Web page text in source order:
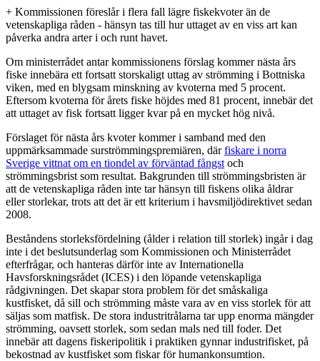
+ Kommissionen föreslår i flera fall lägre fiskekvoter än de
vetenskapliga råden - hänsyn tas till hur uttaget av en viss art kan
påverka andra arter i och runt havet.
Om ministerrådet antar kommissionens förslag kommer nästa års
fiske innebära ett fortsatt storskaligt uttag av strömming i Bottniska
viken, med en blygsam minskning av kvoterna med 5 procent.
Eftersom kvoterna för årets fiske höjdes med 81 procent, innebär det
att uttaget av fisk fortsatt ligger kvar på en mycket hög nivå.
Förslaget för nästa års kvoter kommer i samband med den
uppmärksammade surströmmingspremiären, därfiskare i norra
Sverige vittnat om en tiondel av förväntad fångst och
strömmingsbrist som resultat. Bakgrunden till strömmingsbristen är
att de vetenskapliga råden inte tar hänsyn till fiskens olika åldrar
eller storlekar, trots att det är ett kriterium i havsmiljödirektivet sedan
2008.
Beståndens storleksfördelning (ålder i relation till storlek) ingår i dag
inte i det beslutsunderlag som Kommissionen och Ministerrådet
efterfrågar, och hanteras därför inte av Internationella
Havsforskningsrådet (ICES) i den löpande vetenskapliga
rådgivningen. Det skapar stora problem för det småskaliga
kustfisket, då sill och strömming måste vara av en viss storlek för att
säljas som matfisk. De stora industritrålarna tar upp enorma mängder
strömming, oavsett storlek, som sedan mals ned till foder. Det
innebär att dagens fiskeripolitik i praktiken gynnar industrifisket, på
bekostnad av kustfisket som fiskar för humankonsumtion.